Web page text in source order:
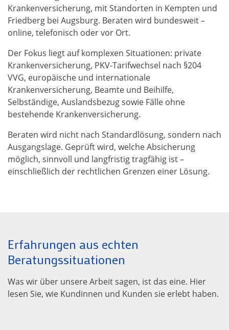
Krankenversicherung, mit Standorten in Kempten und
Friedberg bei Augsburg. Beraten wird bundesweit –
online, telefonisch oder vor Ort.
Der Fokus liegt auf komplexen Situationen: private
Krankenversicherung, PKV-Tarifwechsel nach §204
VVG, europäische und internationale
Krankenversicherung, Beamte und Beihilfe,
Selbständige, Auslandsbezug sowie Fälle ohne
bestehende Krankenversicherung.
Beraten wird nicht nach Standardlösung, sondern nach
Ausgangslage. Geprüft wird, welche Absicherung
möglich, sinnvoll und langfristig tragfähig ist –
einschließlich der rechtlichen Grenzen einer Lösung.
Erfahrungen aus echten
Beratungssituationen
Was wir über unsere Arbeit sagen, ist das eine. Hier
lesen Sie, wie Kundinnen und Kunden sie erlebt haben.